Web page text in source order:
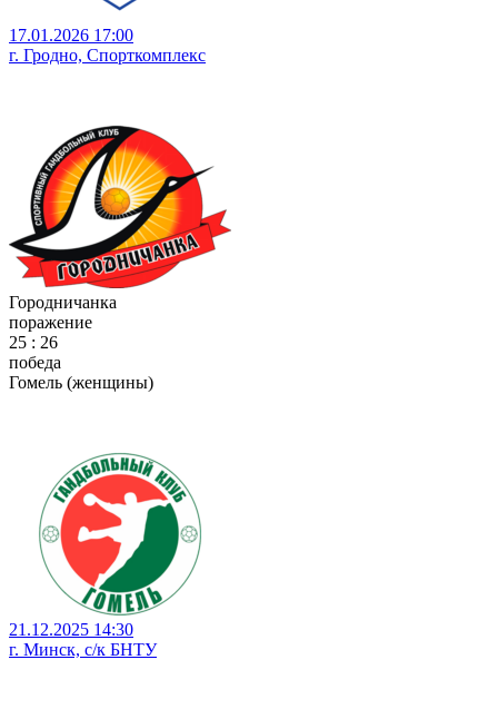
17.01.2026 17:00
г. Гродно, Спорткомплекс
Городничанка
поражение
25 : 26
победа
Гомель (женщины)
21.12.2025 14:30
г. Минск, с/к БНТУ